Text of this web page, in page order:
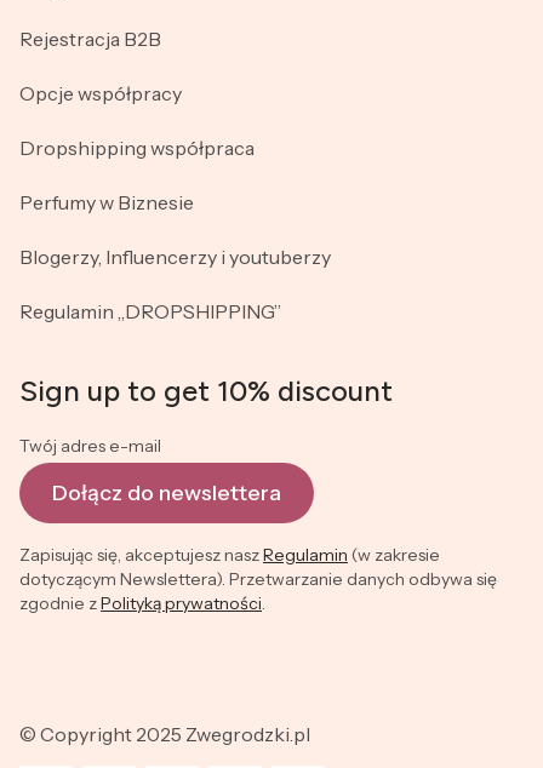
Rejestracja B2B
Opcje współpracy
Dropshipping współpraca
Perfumy w Biznesie
Blogerzy, Influencerzy i youtuberzy
Regulamin „DROPSHIPPING”
Sign up to get 10% discount
Twój adres e-mail
Dołącz do newslettera
Zapisując się, akceptujesz naszRegulamin (w zakresie
dotyczącym Newslettera). Przetwarzanie danych odbywa się
zgodnie zPolityką prywatności.
© Copyright 2025 Zwegrodzki.pl